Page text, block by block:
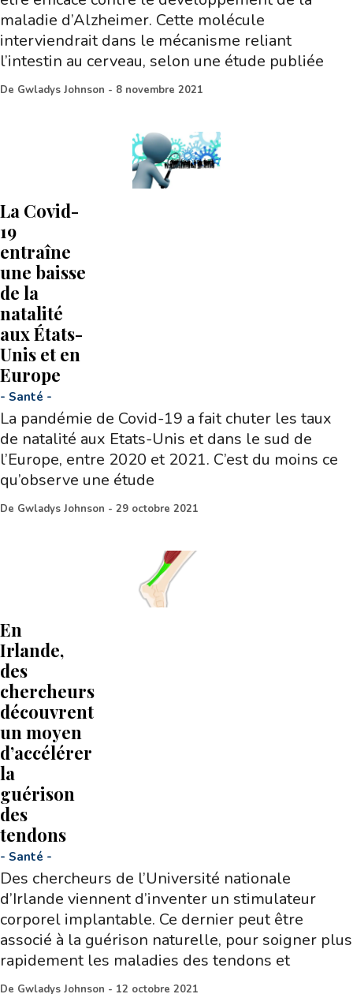
maladie d’Alzheimer. Cette molécule
interviendrait dans le mécanisme reliant
l’intestin au cerveau, selon une étude publiée
De Gwladys Johnson - 8 novembre 2021
La Covid-
19
entraîne
une baisse
de la
natalité
aux États-
Unis et en
Europe
- Santé -
La pandémie de Covid-19 a fait chuter les taux
de natalité aux Etats-Unis et dans le sud de
l’Europe, entre 2020 et 2021. C’est du moins ce
qu’observe une étude
De Gwladys Johnson - 29 octobre 2021
En
Irlande,
des
chercheurs
découvrent
un moyen
d’accélérer
la
guérison
des
tendons
- Santé -
Des chercheurs de l’Université nationale
d’Irlande viennent d’inventer un stimulateur
corporel implantable. Ce dernier peut être
associé à la guérison naturelle, pour soigner plus
rapidement les maladies des tendons et
De Gwladys Johnson - 12 octobre 2021